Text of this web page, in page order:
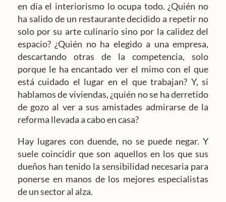
en día el interiorismo lo ocupa todo. ¿Quién no
ha salido de un restaurante decidido a repetir no
solo por su arte culinario sino por la calidez del
espacio? ¿Quién no ha elegido a una empresa,
descartando otras de la competencia, solo
porque le ha encantado ver el mimo con el que
está cuidado el lugar en el que trabajan? Y, si
hablamos de viviendas, ¿quién no se ha derretido
de gozo al ver a sus amistades admirarse de la
reforma llevada a cabo en casa?
Hay lugares con duende, no se puede negar. Y
suele coincidir que son aquellos en los que sus
dueños han tenido la sensibilidad necesaria para
ponerse en manos de los mejores especialistas
de un sector al alza.